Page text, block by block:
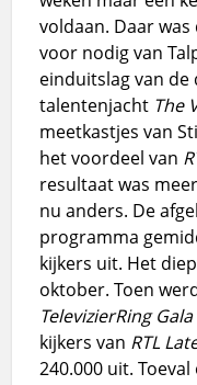
voldaan. Daar
voor nodig van
einduitslag van
talentenjacht The
meetkastjes van
het voordeel van
resultaat was
nu anders. De
programma
kijkers uit. Het
oktober. Toen
TelevizierRing Gala
kijkers van RTL
240.000 uit.